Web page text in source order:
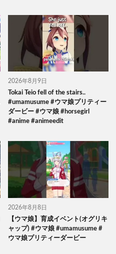
2026年8月9日
Tokai Teio fell of the stairs..
#umamusume #ウマ娘プリティー
ダービー #ウマ娘 #horsegirl
#anime #animeedit
2026年8月8日
【ウマ娘】育成イベント(オグリキ
ャップ) #ウマ娘 #umamusume #
ウマ娘プリティーダービー